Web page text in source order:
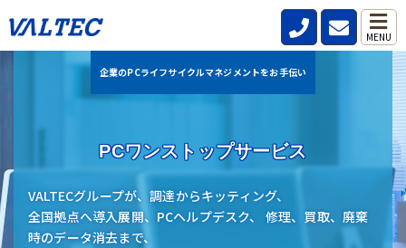
MENU
企業のPCライフサイクルマネジメントをお手伝い
PCワンストップサービス
VALTECグループが、調達からキッティング、
全国拠点へ導入展開、PCヘルプデスク、 修理、買取、廃棄
時のデータ消去まで、